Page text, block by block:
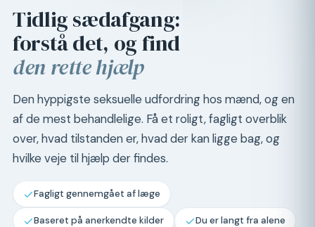
Tidlig sædafgang:
forstå det, og find
den rette hjælp
Den hyppigste seksuelle udfordring hos mænd, og en
af de mest behandlelige. Få et roligt, fagligt overblik
over, hvad tilstanden er, hvad der kan ligge bag, og
hvilke veje til hjælp der findes.
Fagligt gennemgået af læge
Baseret på anerkendte kilder Du er langt fra alene